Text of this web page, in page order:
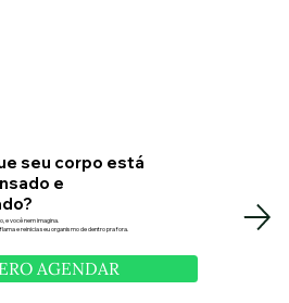
seu corpo está
e
e você nem imagina.
e reinicia seu organismo de dentro pra fora.
AGENDAR